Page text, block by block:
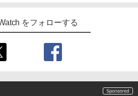
をフォローする